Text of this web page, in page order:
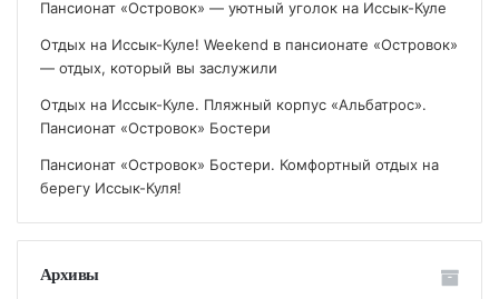
Пансионат «Островок» — уютный уголок на Иссык-Куле
Отдых на Иссык-Куле! Weekend в пансионате «Островок»
— отдых, который вы заслужили
Отдых на Иссык-Куле. Пляжный корпус «Альбатрос».
Пансионат «Островок» Бостери
Пансионат «Островок» Бостери. Комфортный отдых на
берегу Иссык-Куля!
Архивы